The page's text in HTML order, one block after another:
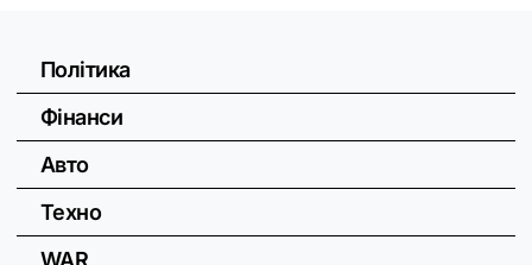
Політика
Фінанси
Авто
Техно
WAR